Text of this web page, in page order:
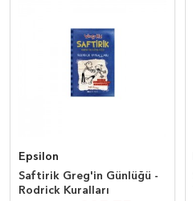
Epsilon
Saftirik Greg'in Günlüğü -
Rodrick Kuralları